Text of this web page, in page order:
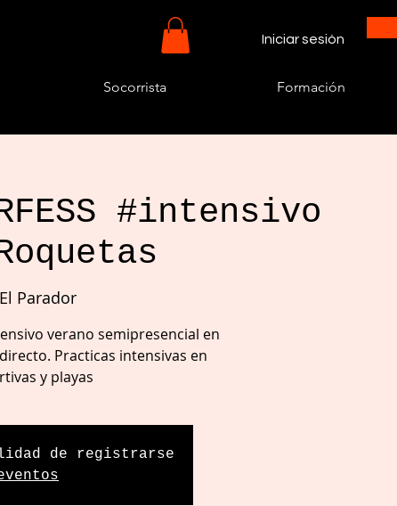
Iniciar sesión
Socorrista Formación
#intensivo
El Parador
verano semipresencial en
Practicas intensivas en
y playas
de registrarse